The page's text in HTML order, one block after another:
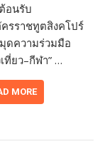
อนรับ
ครราชทูตสิงคโปร์
ดความร่วมมือ
ที่ยว–กีฬา” …
MORE